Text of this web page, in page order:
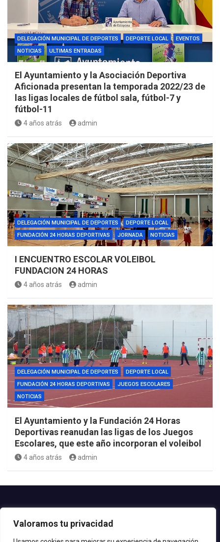
Valoramos tu privacidad
DELEGACIÓN MUNICIPAL DE DEPORTES DEPORTE LOCAL
EVENTOS
NOTICIAS
ULTIMAS ENTRADAS
El Ayuntamiento y la Asociación Deportiva
Aficionada presentan la temporada 2022/23 de
las ligas locales de fútbol sala, fútbol-7 y
fútbol-11
4 años atrás admin
DELEGACIÓN MUNICIPAL DE DEPORTES
DEPORTE LOCAL
FUNDACIÓN 24 HORAS DEPORTIVAS
JORNADA NOTICIAS
I ENCUENTRO ESCOLAR VOLEIBOL
FUNDACION 24 HORAS
4 años atrás admin
DELEGACIÓN MUNICIPAL DE DEPORTES
DEPORTE LOCAL
FUNDACIÓN 24 HORAS DEPORTIVAS
JUEGOS ESCOLARES
NOTICIAS
El Ayuntamiento y la Fundación 24 Horas
Deportivas reanudan las ligas de los Juegos
Escolares, que este año incorporan el voleibol
4 años atrás admin
Teléfono: 952.80.24.44